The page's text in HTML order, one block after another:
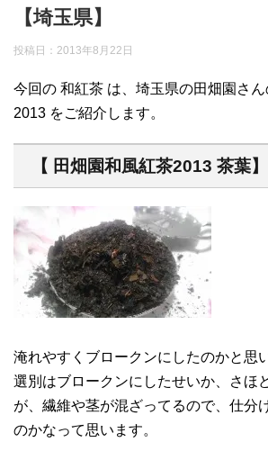
【埼玉県】
投稿日：2013年8月22日
今回の 和紅茶 は、埼玉県の田畑園さ
2013 をご紹介します。
【 田畑園和風紅茶2013 茶葉】
淹れやすくブロークンにしたのかと思
選別はブロークンにしたせいか、さほ
が、繊維や茎が混ざってるので、仕分
のかなって思います。